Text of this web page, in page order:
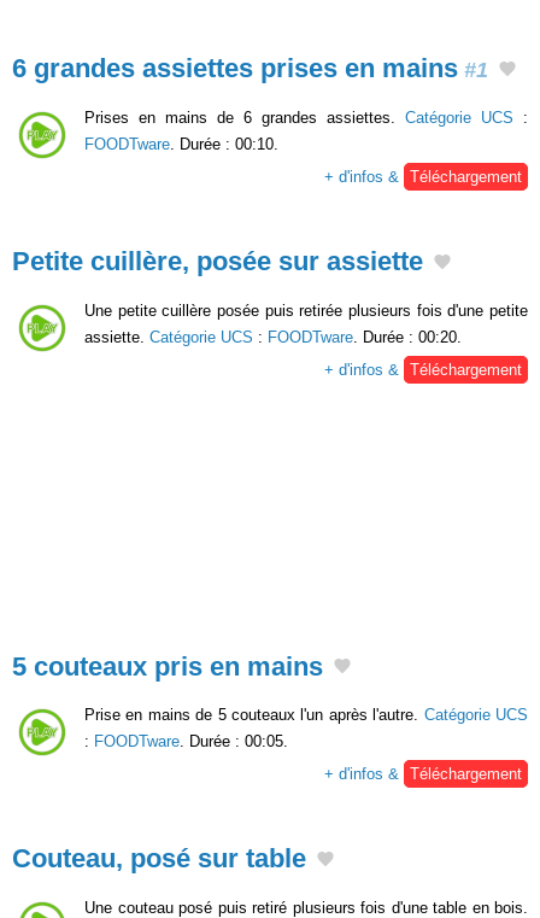
6 grandes assiettes prises en mains #1
Prises en mains de 6 grandes assiettes. Catégorie UCS :
FOODTware . Durée : 00:10.
+ d'infos &
Téléchargement
Petite cuillère, posée sur assiette
Une petite cuillère posée puis retirée plusieurs fois d'une petite
assiette. Catégorie UCS : FOODTware . Durée : 00:20.
+ d'infos &
Téléchargement
5 couteaux pris en mains
Prise en mains de 5 couteaux l'un après l'autre. Catégorie UCS
: FOODTware. Durée : 00:05.
+ d'infos & Téléchargement
Couteau, posé sur table
Une couteau posé puis retiré plusieurs fois d'une table en bois.